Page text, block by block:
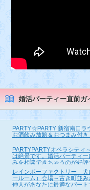
婚活パーティー直前ガ
PARTY☆PARTY 新宿南口
お酒飲み放題＆おつまみ付
PARTYPARTYオペラシテ
は絶景です。婚活パーティ
みを相談できちゃうのが好
レインボーファクトリー
ールーム）会場～古き町並
仲人があなたに最適なパー